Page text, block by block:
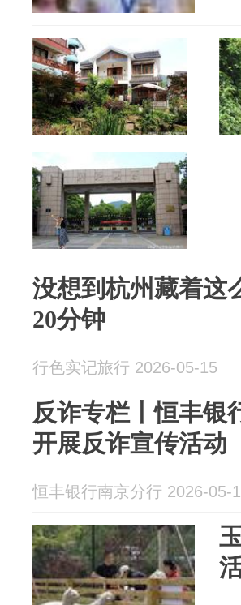
没想到杭州藏着这
20分钟
行色实记旅行 2026-05-15
反诈专栏丨恒丰银
开展反诈宣传活动
恒丰银行南京分行 2026-05-